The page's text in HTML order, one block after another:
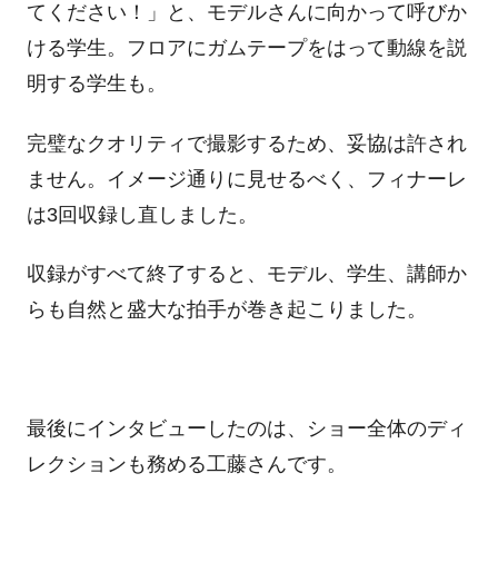
てください！」と、モデルさんに向かって呼びか
ける学生。フロアにガムテープをはって動線を説
明する学生も。
完璧なクオリティで撮影するため、妥協は許され
ません。イメージ通りに見せるべく、フィナーレ
は3回収録し直しました。
収録がすべて終了すると、モデル、学生、講師か
らも自然と盛大な拍手が巻き起こりました。
最後にインタビューしたのは、ショー全体のディ
レクションも務める工藤さんです。